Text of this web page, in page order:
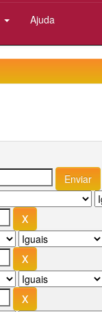
Ajuda